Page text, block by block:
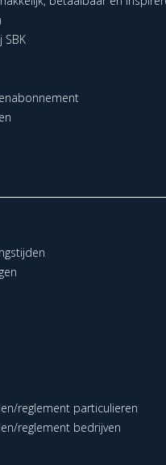
reglement particulieren
reglement bedrijven